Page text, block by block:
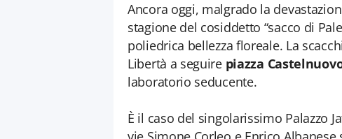
Ancora oggi, malgrado la
stagione del cosiddetto “sacco di
poliedrica bellezza floreale. La
Libertà a seguire piazza
laboratorio seducente.
È il caso del singolarissimo Palazzo